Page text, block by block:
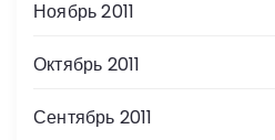
Ноябрь 2011
Октябрь 2011
Сентябрь 2011